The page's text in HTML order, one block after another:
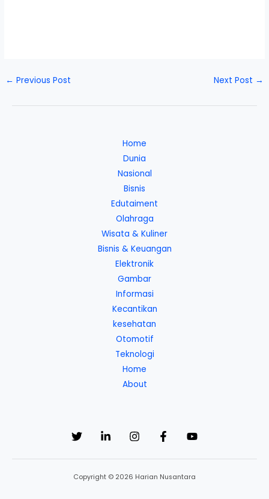
← Previous Post Next Post →
Home
Dunia
Nasional
Bisnis
Edutaiment
Olahraga
Wisata & Kuliner
Bisnis & Keuangan
Elektronik
Gambar
Informasi
Kecantikan
kesehatan
Otomotif
Teknologi
Home
About
Copyright © 2026 Harian Nusantara